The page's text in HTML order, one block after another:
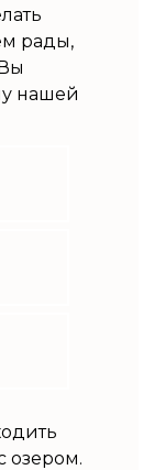
рады,
нашей
озером.